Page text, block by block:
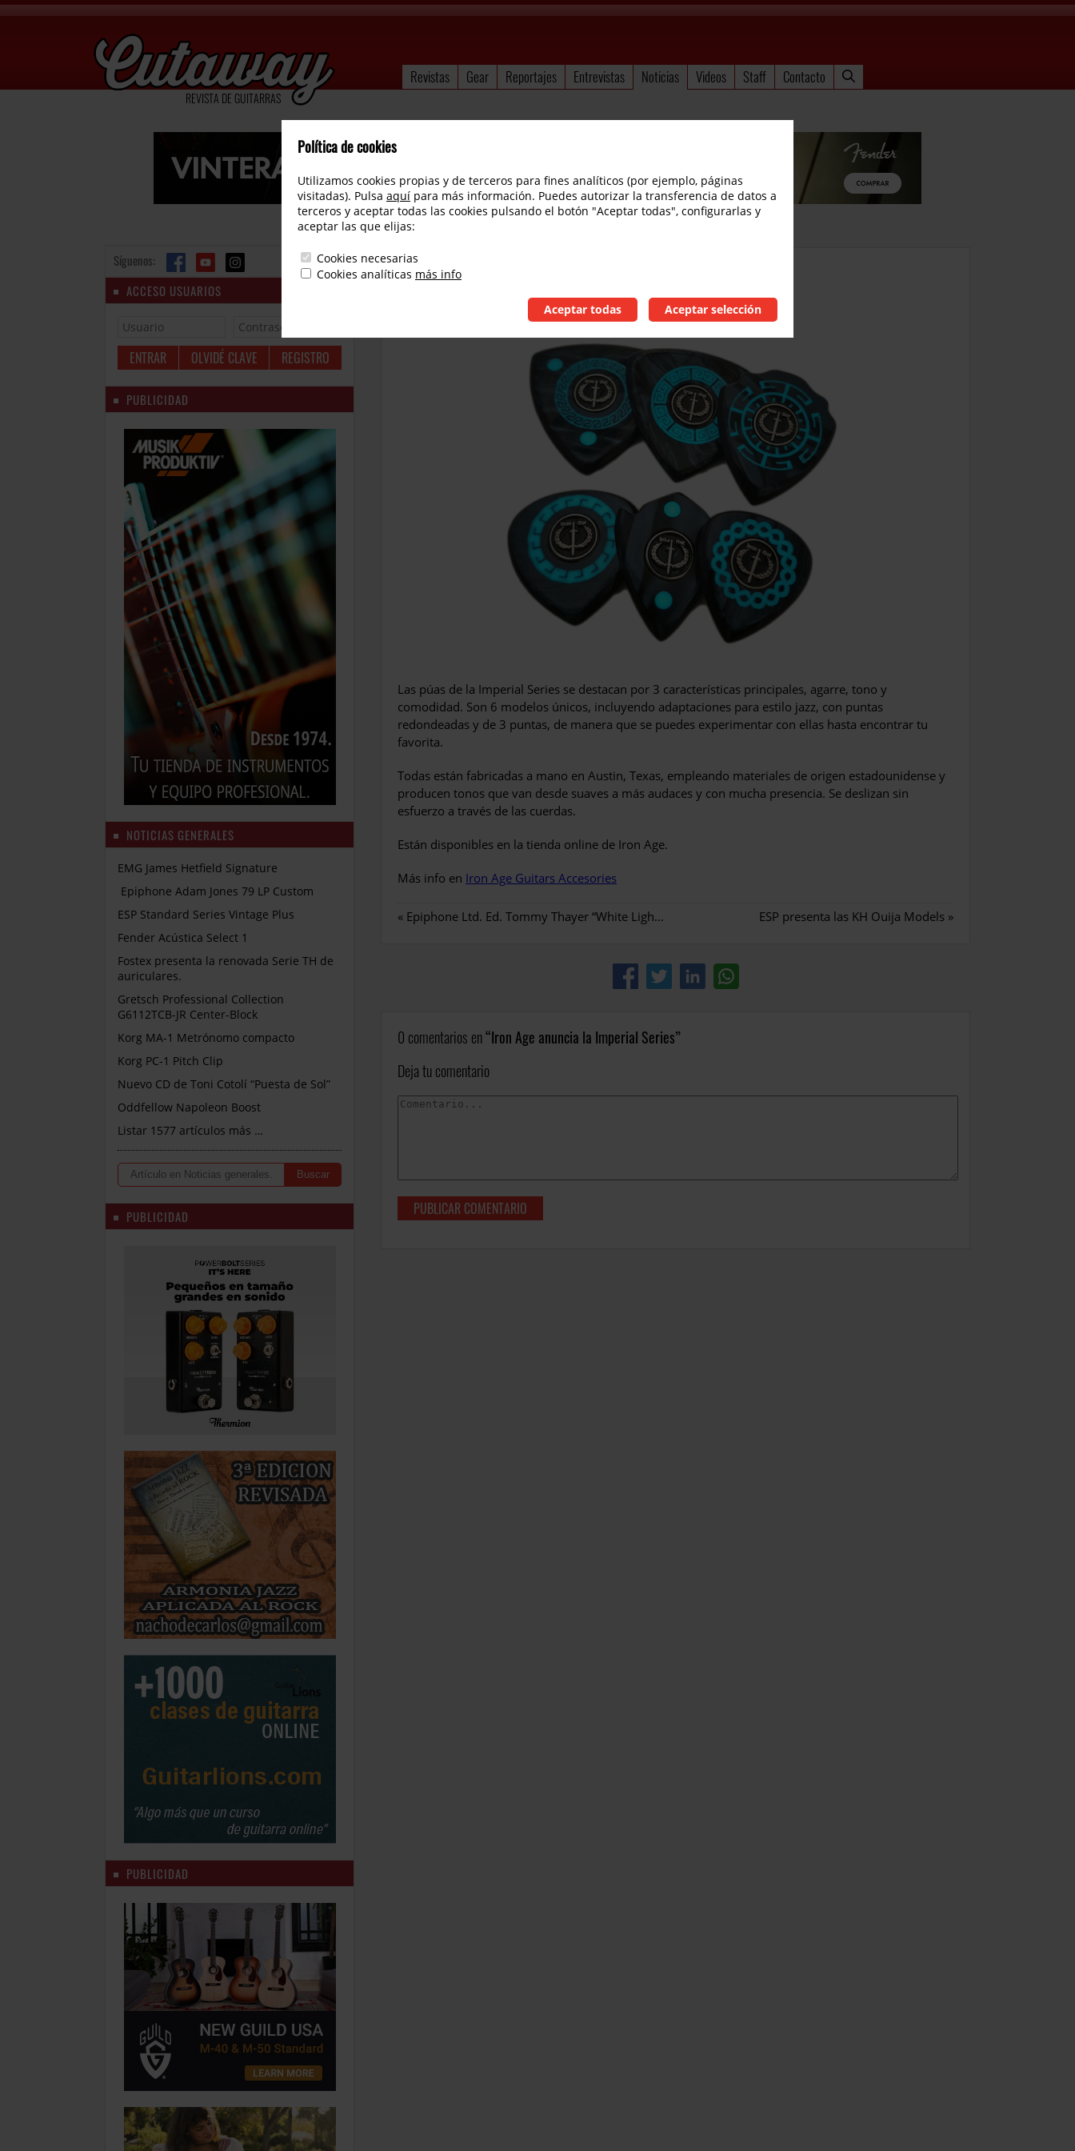
REVISTA DE GUITARRAS
Revistas Gear Reportajes Entrevistas Noticias Videos Staff Contacto
Iron Age anuncia la Imperial Series
Las púas de la Imperial Series se destacan por 3 características principales, agarre, tono y
comodidad. Son 6 modelos únicos, incluyendo adaptaciones para estilo jazz, con puntas
redondeadas y de 3 puntas, de manera que se puedes experimentar con ellas hasta encontrar tu
favorita.
Todas están fabricadas a mano en Austin, Texas, empleando materiales de origen estadounidense y
producen tonos que van desde suaves a más audaces y con mucha presencia. Se deslizan sin
esfuerzo a través de las cuerdas.
Están disponibles en la tienda online de Iron Age.
Más info en Iron Age Guitars Accesories
« Epiphone Ltd. Ed. Tommy Thayer “White Lightning” Explorer Outfit ESP presenta las KH Ouija Models »
0 comentarios en Iron Age anuncia la Imperial Series
Deja tu comentario
Síguenos:
ACCESO USUARIOS
OLVIDÉ CLAVE REGISTRO
PUBLICIDAD
NOTICIAS GENERALES
EMG James Hetfield Signature
Epiphone Adam Jones 79 LP Custom
ESP Standard Series Vintage Plus
Fender Acústica Select 1
Fostex presenta la renovada Serie TH de
auriculares.
Gretsch Professional Collection
G6112TCB-JR Center-Block
Korg MA-1 Metrónomo compacto
Korg PC-1 Pitch Clip
Nuevo CD de Toni Cotolí “Puesta de Sol”
Oddfellow Napoleon Boost
Listar 1577 artículos más …
PUBLICIDAD
PUBLICIDAD
Política de cookies
Utilizamos cookies propias y de terceros para fines analíticos (por ejemplo, páginas
visitadas). Pulsa aquí para más información. Puedes autorizar la transferencia de datos a
terceros y aceptar todas las cookies pulsando el botón "Aceptar todas", configurarlas y
aceptar las que elijas:
Cookies necesarias
Cookies analíticas más info
Aceptar todas Aceptar selección